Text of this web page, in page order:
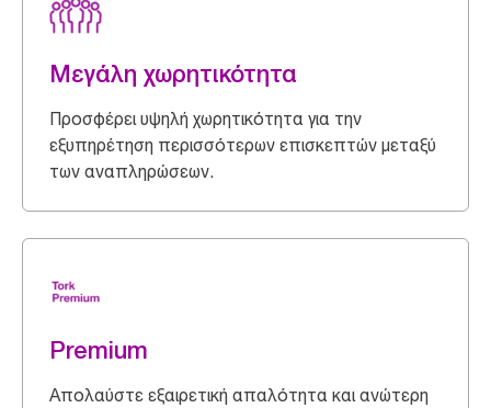
Μεγάλη χωρητικότητα
Προσφέρει υψηλή χωρητικότητα για την
εξυπηρέτηση περισσότερων επισκεπτών μεταξύ
των αναπληρώσεων.
Premium
Απολαύστε εξαιρετική απαλότητα και ανώτερη